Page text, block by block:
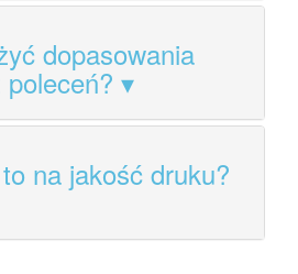
dopasowania
na jakość druku?